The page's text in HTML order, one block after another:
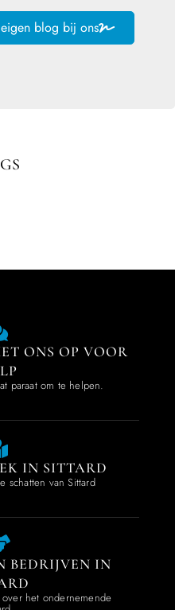
blog bij ons
ONS OP VOOR
paraat om te helpen.
IN SITTARD
schatten van Sittard
BEDRIJVEN IN
het ondernemende